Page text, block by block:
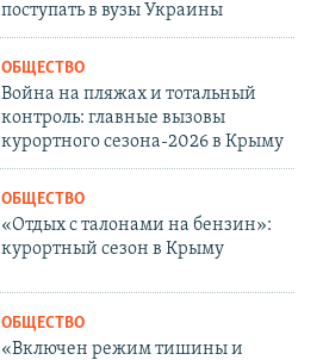
поступать в вузы Украины
ОБЩЕСТВО
Война на пляжах и тотальный
контроль: главные вызовы
курортного сезона-2026 в Крыму
ОБЩЕСТВО
«Отдых с талонами на бензин»:
курортный сезон в Крыму
ОБЩЕСТВО
«Включен режим тишины и